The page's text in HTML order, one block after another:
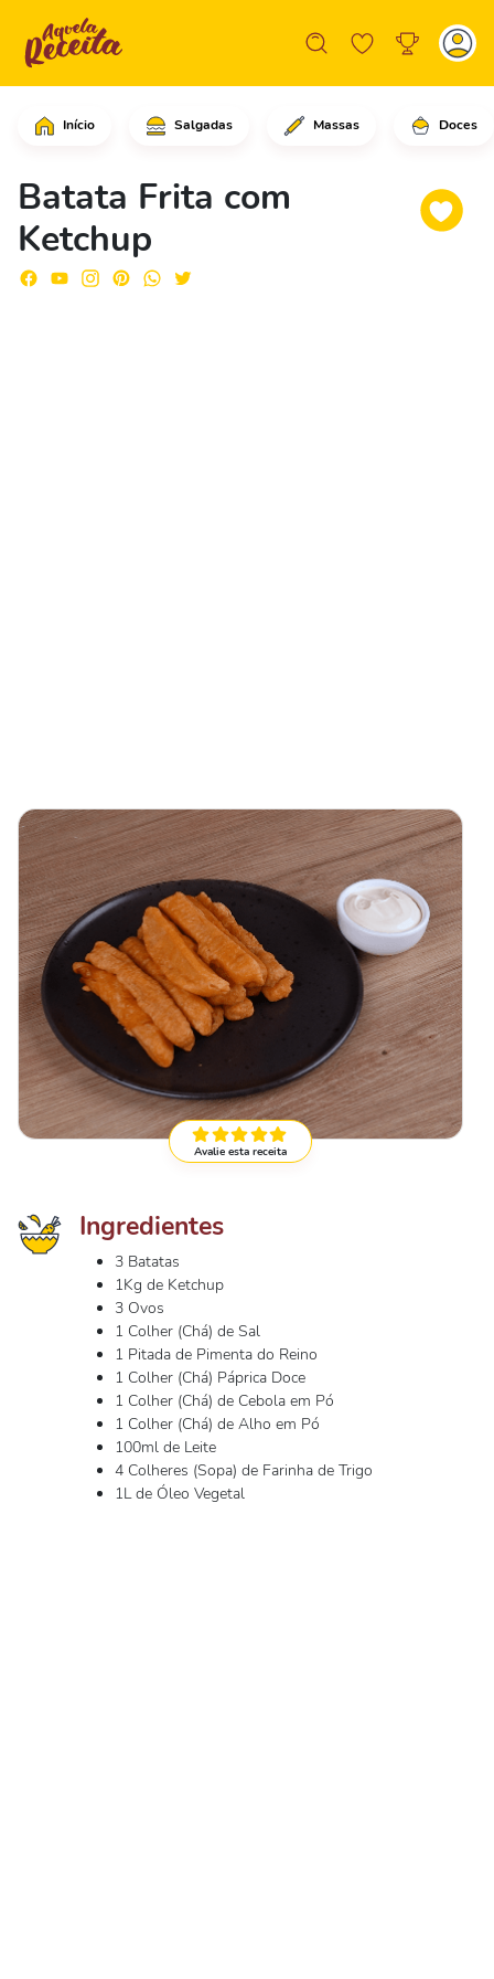
Início Salgadas Massas Doces
Batata Frita com
Ketchup
Comece descascando as batatas e
Avalie esta receita
Ingredientes
3 Batatas
1Kg de Ketchup
3 Ovos
1 Colher (Chá) de Sal
1 Pitada de Pimenta do Reino
1 Colher (Chá) Páprica Doce
1 Colher (Chá) de Cebola em Pó
1 Colher (Chá) de Alho em Pó
100ml de Leite
4 Colheres (Sopa) de Farinha de Trigo
1L de Óleo Vegetal